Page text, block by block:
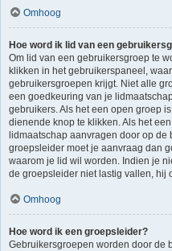
Omhoog
Hoe word ik lid van een
Om lid van een gebruikersgroep te
klikken in het gebruikerspaneel,
gebruikersgroepen krijgt. Niet alle
een goedkeuring van je
gebruikers. Als het een open groep
dienende knop te klikken. Als het
lidmaatschap aanvragen door op
groepsleider moet je aanvraag dan
waarom je lid wil worden. Indien je
de groepsleider niet lastig vallen, hij
Omhoog
Hoe word ik een groepsleider?
Gebruikersgroepen worden door de